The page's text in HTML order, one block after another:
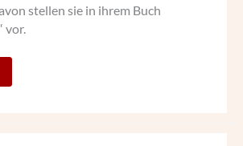
stellen sie in ihrem Buch
vor.